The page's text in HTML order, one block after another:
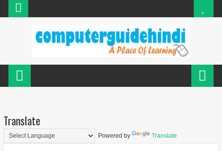
Translate
Powered by Translate